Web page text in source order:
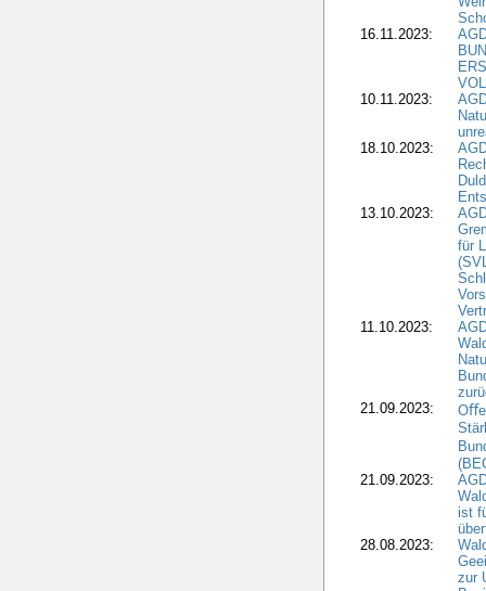
16.11.2023:
10.11.2023:
18.10.2023:
13.10.2023:
für
11.10.2023:
21.09.2023:
21.09.2023:
ist
28.08.2023:
zur